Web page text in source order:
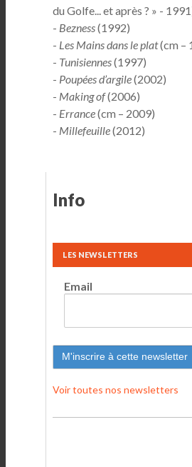
du Golfe... et après ? » -
- Bezness(1992)
- Les Mains dans le plat(cm –
- Tunisiennes(1997)
- Poupées d’argile(2002)
- Making of(2006)
- Errance(cm – 2009)
- Millefeuille(2012)
Info
LES NEWSLETTERS
Email
Voir toutes nos newsletters